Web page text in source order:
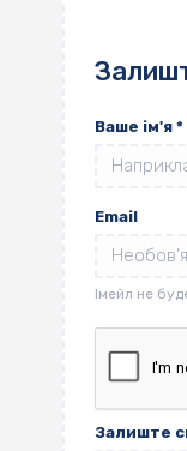
Ваше ім'я *
Email
Залиште